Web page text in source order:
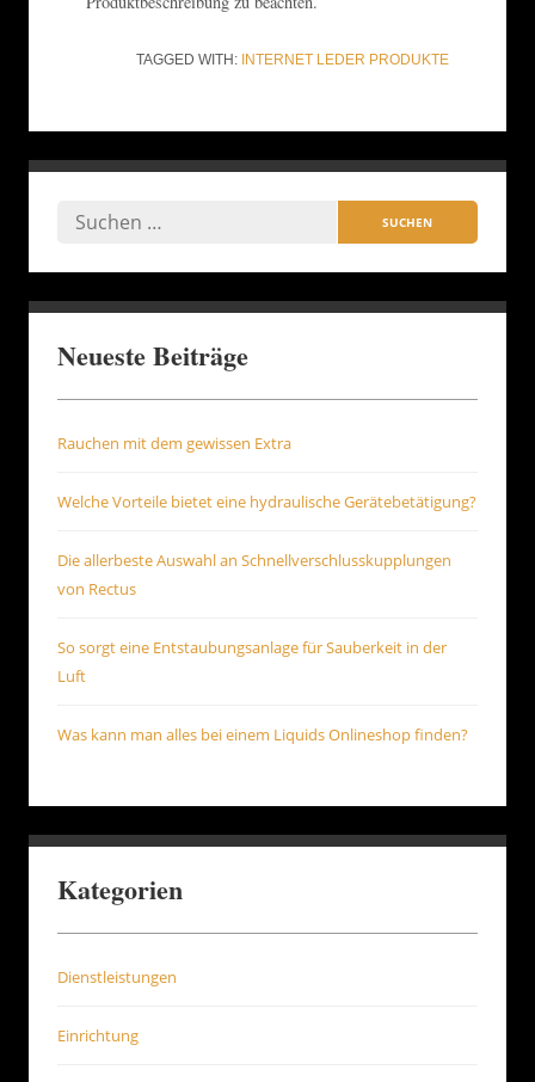
TAGGED WITH: INTERNET LEDER PRODUKTE
Neueste Beiträge
Rauchen mit dem gewissen Extra
Welche Vorteile bietet eine hydraulische Gerätebetätigung?
Die allerbeste Auswahl an Schnellverschlusskupplungen
von Rectus
So sorgt eine Entstaubungsanlage für Sauberkeit in der
Luft
Was kann man alles bei einem Liquids Onlineshop finden?
Kategorien
Dienstleistungen
Einrichtung